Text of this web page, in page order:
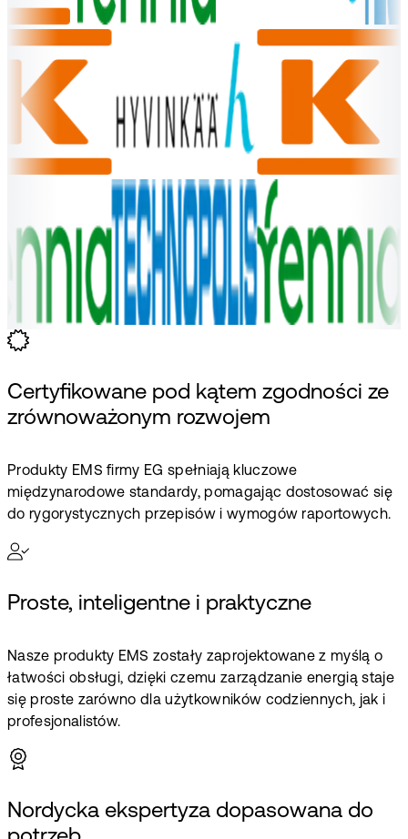
Certyfikowane pod kątem zgodności ze
zrównoważonym rozwojem
Produkty EMS firmy EG spełniają kluczowe
międzynarodowe standardy, pomagając dostosować się
do rygorystycznych przepisów i wymogów raportowych.
Proste, inteligentne i praktyczne
Nasze produkty EMS zostały zaprojektowane z myślą o
łatwości obsługi, dzięki czemu zarządzanie energią staje
się proste zarówno dla użytkowników codziennych, jak i
profesjonalistów.
Nordycka ekspertyza dopasowana do